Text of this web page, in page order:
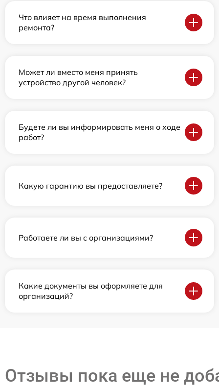
Что влияет на время выполнения
ремонта?
Может ли вместо меня принять
устройство другой человек?
Будете ли вы информировать меня о ходе
работ?
Какую гарантию вы предоставляете?
Работаете ли вы с организациями?
Какие документы вы оформляете для
организаций?
Отзывы пока еще не